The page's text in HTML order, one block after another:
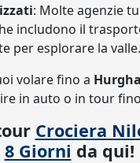
: Molte agenzie
includono il
per esplorare la valle.
volare fino a
in auto o in tour
Crociera
8 Giorni da qui!